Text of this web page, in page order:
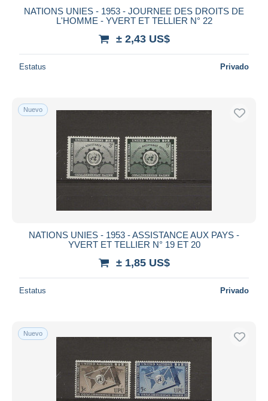
NATIONS UNIES - 1953 - JOURNEE DES DROITS DE
L'HOMME - YVERT ET TELLIER N° 22
± 2,43 US$
Estatus Privado
Nuevo
NATIONS UNIES - 1953 - ASSISTANCE AUX PAYS -
YVERT ET TELLIER N° 19 ET 20
± 1,85 US$
Estatus Privado
Nuevo